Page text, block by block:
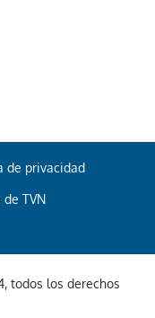
de privacidad
de TVN
todos los derechos